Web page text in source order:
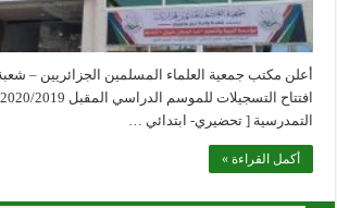
أعلن مكتب جمعية العلماء المسلمين الجزائريين –
التمدرسية [ تحضيري- ابتدائي …
أكمل القراءة »